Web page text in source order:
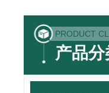
PRODUCT
产品分